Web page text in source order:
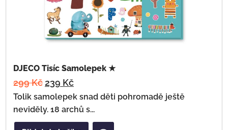
DJECO Tisíc Samolepek ★
299Kč 239 Kč
Tolik samolepek snad děti pohromadě ještě
neviděly. 18 archů s...